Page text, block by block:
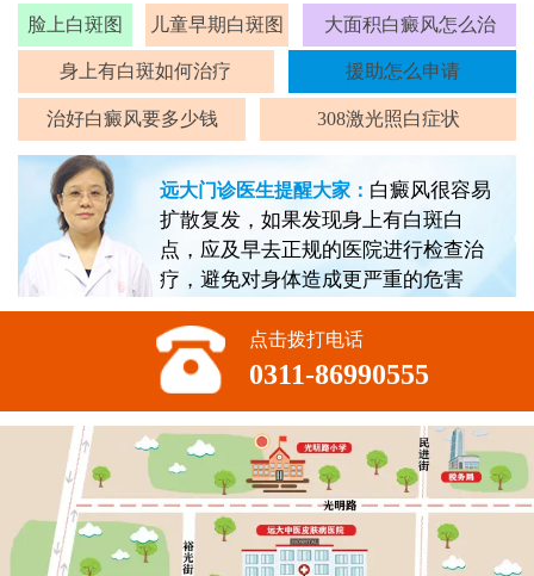
脸上白斑图 儿童早期白斑图 大面积白癜风怎么治
身上有白斑如何治疗 援助怎么申请
治好白癜风要多少钱 308激光照白症状
远大门诊医生提醒大家： 白癜风很容易
扩散复发，如果发现身上有白斑白
点，应及早去正规的医院进行检查治
疗，避免对身体造成更严重的危害
点击拨打电话
0311-86990555